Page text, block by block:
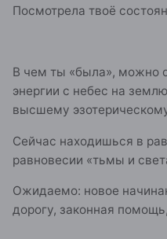
Посмотрела твоё
В чем ты «была», можно
энергии с небес на
высшему
Сейчас находишься в
равновесии «тьмы и
Ожидаемо: новое
дорогу, законная